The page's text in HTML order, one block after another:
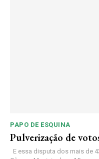
PAPO DE ESQUINA
Pulverização de
E essa disputa dos mais de